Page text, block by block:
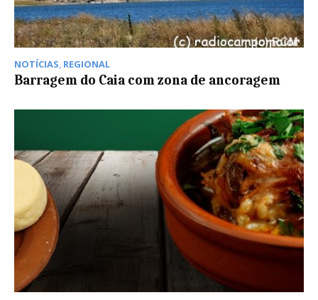
NOTÍCIAS, REGIONAL
Barragem do Caia com zona de ancoragem